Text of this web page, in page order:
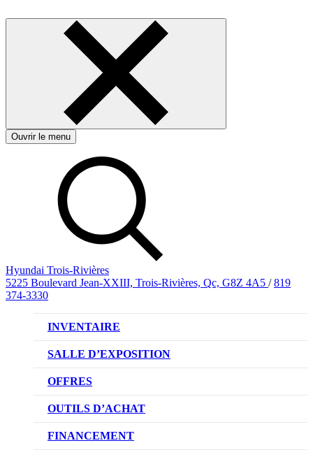
Ouvrir le menu
Hyundai Trois-Rivières
5225 Boulevard Jean-XXIII, Trois-Rivières, Qc, G8Z 4A5 / 819
374-3330
INVENTAIRE
VÉHICULES NEUFS
VÉHICULES D’OCCASION
SALLE D’EXPOSITION
OFFRES
OFFRE DE VÉHICULES NEUFS
OFFRES DU CONCESSIONNAIRE
OUTILS D’ACHAT
CL!QUEZ ET ACHETEZ HYUNDAI
FINANCEMENT